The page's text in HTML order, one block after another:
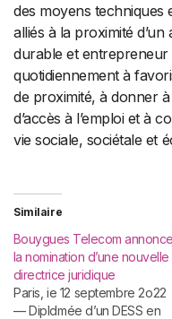
des moyens techniques
alliés à la proximité
durable et entrepreneur
quotidiennement à
de proximité, à donner
d’accès à l’emploi et à
vie sociale, sociétale et
Similaire
Bouygues Telecom annonce
la nomination d’une nouvelle
directrice juridique
Paris, ie 12 septembre 2o22
— Dipldmée d’un DESS en